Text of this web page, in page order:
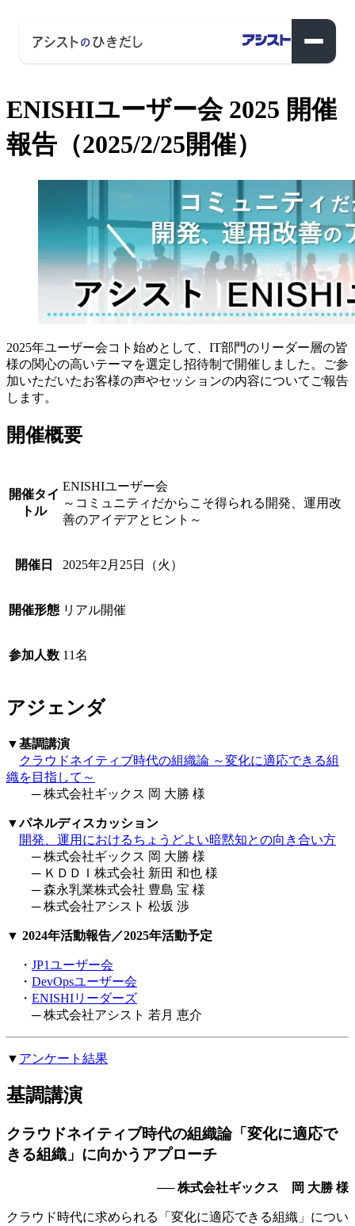
ENISHIユーザー会 2025 開催
報告（2025/2/25開催）
2025年ユーザー会コト始めとして、IT部門のリーダー層の皆
様の関心の高いテーマを選定し招待制で開催しました。ご参
加いただいたお客様の声やセッションの内容についてご報告
します。
開催概要
開催タイ
トル
ENISHIユーザー会
～コミュニティだからこそ得られる開発、運用改
善のアイデアとヒント～
開催日 2025年2月25日（火）
開催形態 リアル開催
参加人数 11名
アジェンダ
▼基調講演
クラウドネイティブ時代の組織論 ～変化に適応できる組
織を目指して～
─ 株式会社ギックス 岡 大勝 様
▼パネルディスカッション
開発、運用におけるちょうどよい暗黙知との向き合い方
─ 株式会社ギックス 岡 大勝 様
─ ＫＤＤＩ株式会社 新田 和也 様
─ 森永乳業株式会社 豊島 宝 様
─ 株式会社アシスト 松坂 渉
▼ 2024年活動報告／2025年活動予定
・ JP1ユーザー会
・ DevOpsユーザー会
・ ENISHIリーダーズ
─ 株式会社アシスト 若月 恵介
▼ アンケート結果
基調講演
クラウドネイティブ時代の組織論「変化に適応で
きる組織」に向かうアプローチ
──株式会社ギックス 岡 大勝 様
クラウド時代に求められる「変化に適応できる組織」につい